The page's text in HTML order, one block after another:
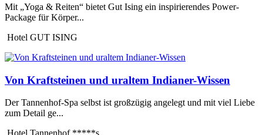
Mit „Yoga & Reiten“ bietet Gut Ising ein inspirierendes Power-
Package für Körper...
Hotel GUT ISING
Von Kraftsteinen und uraltem Indianer-Wissen
Der Tannenhof-Spa selbst ist großzügig angelegt und mit viel Liebe
zum Detail ge...